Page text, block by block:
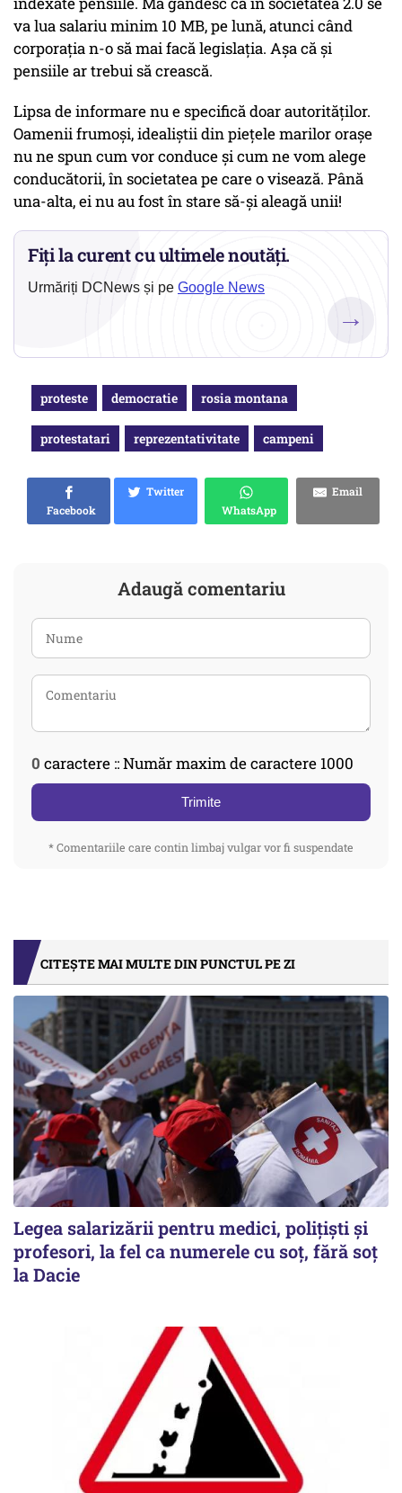
va lua salariu minim 10 MB, pe lună, atunci când
corporația n-o să mai facă legislația. Așa că și
pensiile ar trebui să crească.
Lipsa de informare nu e specifică doar autorităților.
Oamenii frumoși, idealiștii din piețele marilor orașe
nu ne spun cum vor conduce și cum ne vom alege
conducătorii, în societatea pe care o visează. Până
una-alta, ei nu au fost în stare să-și aleagă unii!
Fiți la curent cu ultimele noutăți.
Urmăriți DCNews și pe Google News
→
proteste democratie rosia montana
protestatari reprezentativitate campeni
Facebook
Twitter
WhatsApp
Email
Adaugă comentariu
0 caractere :: Număr maxim de caractere 1000
Trimite
* Comentariile care contin limbaj vulgar vor fi suspendate
CITEȘTE MAI MULTE DIN PUNCTUL PE ZI
Legea salarizării pentru medici, polițiști și
profesori, la fel ca numerele cu soț, fără soț
la Dacie